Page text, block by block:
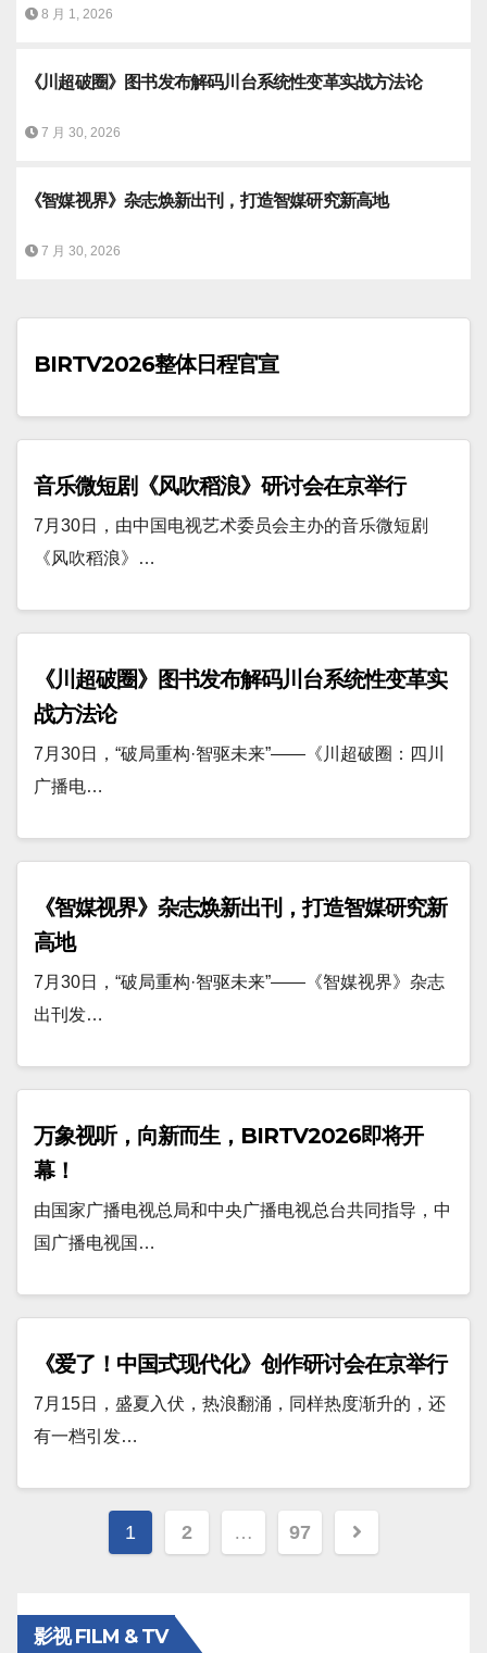
8 月 1, 2026
《川超破圈》图书发布解码川台系统性变革实战方法论
7 月 30, 2026
《智媒视界》杂志焕新出刊，打造智媒研究新高地
7 月 30, 2026
BIRTV2026整体日程官宣
音乐微短剧《风吹稻浪》研讨会在京举行
7月30日，由中国电视艺术委员会主办的音乐微短剧
《风吹稻浪》…
《川超破圈》图书发布解码川台系统性变革实
战方法论
7月30日，“破局重构·智驱未来”——《川超破圈：四川
广播电…
《智媒视界》杂志焕新出刊，打造智媒研究新
高地
7月30日，“破局重构·智驱未来”——《智媒视界》杂志
出刊发…
万象视听，向新而生，BIRTV2026即将开
幕！
由国家广播电视总局和中央广播电视总台共同指导，中
国广播电视国…
《爱了！中国式现代化》创作研讨会在京举行
7月15日，盛夏入伏，热浪翻涌，同样热度渐升的，还
有一档引发…
文
分
1 2 … 97
影视 FILM & TV